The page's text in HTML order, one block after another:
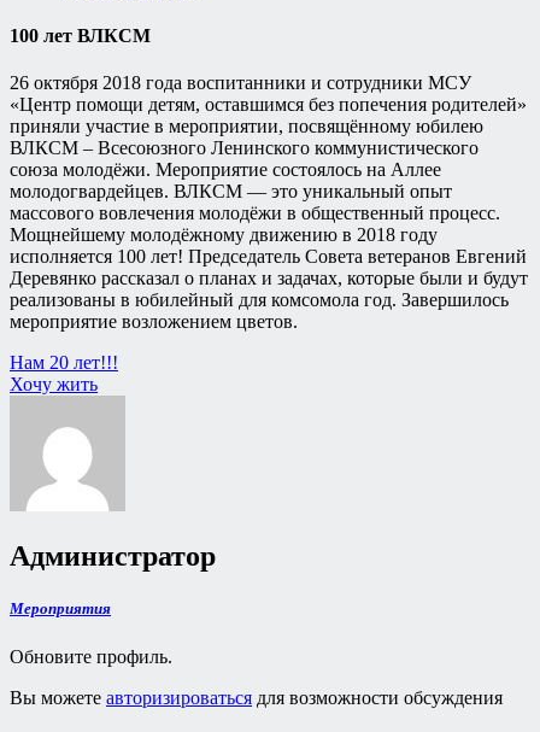
100 лет ВЛКСМ
26 октября 2018 года воспитанники и сотрудники МСУ
«Центр помощи детям, оставшимся без попечения родителей»
приняли участие в мероприятии, посвящённому юбилею
ВЛКСМ – Всесоюзного Ленинского коммунистического
союза молодёжи. Мероприятие состоялось на Аллее
молодогвардейцев. ВЛКСМ — это уникальный опыт
массового вовлечения молодёжи в общественный процесс.
Мощнейшему молодёжному движению в 2018 году
исполняется 100 лет! Председатель Совета ветеранов Евгений
Деревянко рассказал о планах и задачах, которые были и будут
реализованы в юбилейный для комсомола год. Завершилось
мероприятие возложением цветов.
Навигация
по
записям
Нам 20 лет!!!
Хочу жить
Администратор
Мероприятия
Обновите профиль.
Вы можете авторизироваться для возможности обсуждения